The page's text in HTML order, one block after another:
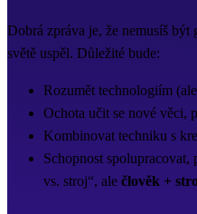
Dobrá zpráva je, že nemusíš
světě uspěl. Důležité bude:
Rozumět technologiím
Ochota učit se nové věci,
Kombinovat techniku s
Schopnost
vs. stroj“, ale člověk +